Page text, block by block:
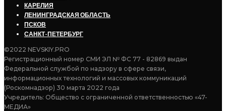
КАРЕЛИЯ
ЛЕНИНГРАДСКАЯ ОБЛАСТЬ
ПСКОВ
САНКТ-ПЕТЕРБУРГ
©2022 NEVSKIY.PRO
Регистрационный номер СМИ ЭЛ № ФС 77 - 82869 выдан
Федеральной службой по надзору в сфере связи,
информационных технологий и массовых коммуникаций
(Роскомнадзор) 30 марта 2022 года
Учредитель: Общество с ограниченной ответственностью «47-
МЕДИА»